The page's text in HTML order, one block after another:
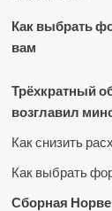
Как выбрать
вам
Трёхкратный
возглавил
Как снизить
Как выбрать
Сборная